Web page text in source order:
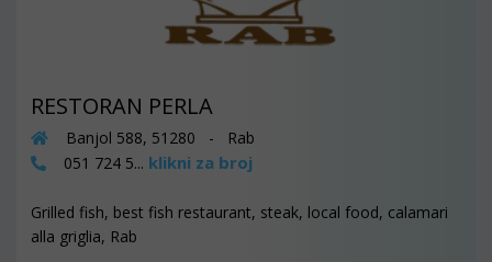
RESTORAN PERLA
Banjol 588, 51280 - Rab
051 724 5... klikni za broj
Grilled fish, best fish restaurant, steak, local food, calamari
alla griglia, Rab